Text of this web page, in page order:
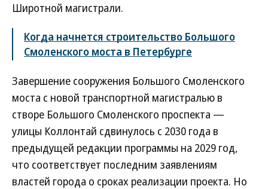
Широтной магистрали.
Когда начнется строительство Большого
Смоленского моста в Петербурге
Завершение сооружения Большого Смоленского
моста с новой транспортной магистралью в
створе Большого Смоленского проспекта —
улицы Коллонтай сдвинулось с 2030 года в
предыдущей редакции программы на 2029 год,
что соответствует последним заявлениям
властей города о сроках реализации проекта. Но